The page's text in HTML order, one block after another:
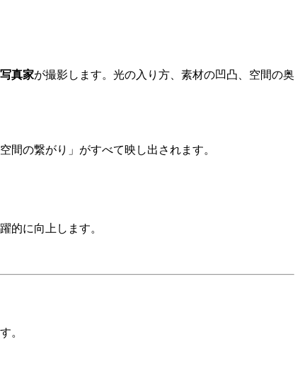
真家が撮影します。光の入り方、素材の凹凸、空間の奥
間の繋がり」がすべて映し出されます。
的に向上します。
。